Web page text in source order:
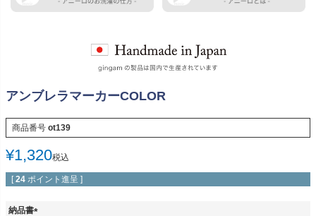
アンブレラマーカーCOLOR
商品番号 ot139
¥1,320税込
[ 24 ポイント進呈 ]
納品書